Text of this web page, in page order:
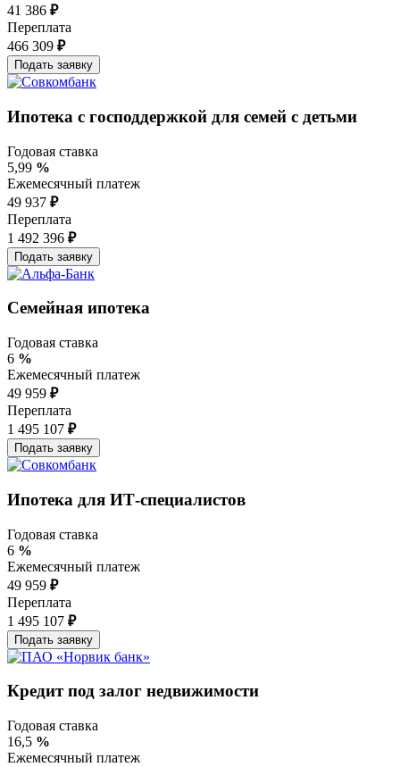
41 386 ₽
Переплата
466 309 ₽
Ипотека с господдержкой для семей с детьми
Годовая ставка
5,99 %
Ежемесячный платеж
49 937 ₽
Переплата
1 492 396 ₽
Семейная ипотека
Годовая ставка
6 %
Ежемесячный платеж
49 959 ₽
Переплата
1 495 107 ₽
Ипотека для ИТ-специалистов
Годовая ставка
6 %
Ежемесячный платеж
49 959 ₽
Переплата
1 495 107 ₽
Кредит под залог недвижимости
Годовая ставка
16,5 %
Ежемесячный платеж